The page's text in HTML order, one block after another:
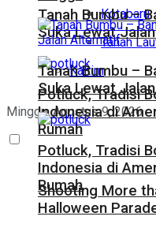
Kotabaru
Tanah
Kaltim
Minggu, Agustus 9, 2026
Tanah Bumbu –
Suka Lewat
Potluck, Tradisi
Indonesia di
Rumah
Shooting More
Halloween
Tanah Bumbu –
Suka Lewat
Potluck, Tradisi
Indonesia di
Rumah